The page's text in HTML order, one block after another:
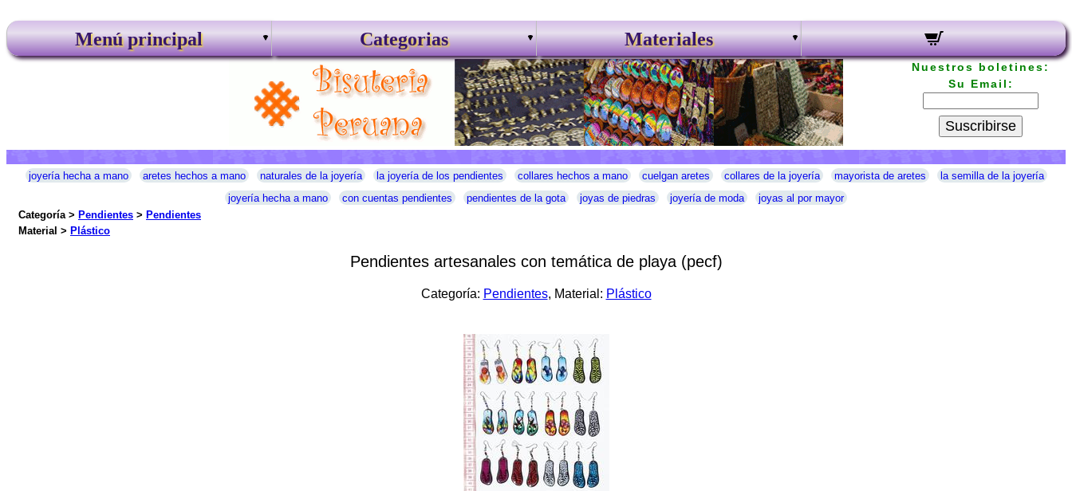
Menú principal Categorias Materiales
Nuestros boletines:
Su Email:
Suscribirse
joyería hecha a mano aretes hechos a mano naturales de la joyería la joyería de los pendientes collares hechos a mano cuelgan aretes collares de la joyería mayorista de aretes
la semilla de la joyería
joyería hecha a mano
con cuentas pendientes pendientes de la gota joyas de piedras joyería de moda
joyas al por mayor
Categoría > Pendientes > Pendientes
Material > Plástico
Pendientes artesanales con temática de playa (pecf)
Categoría: Pendientes, Material: Plástico